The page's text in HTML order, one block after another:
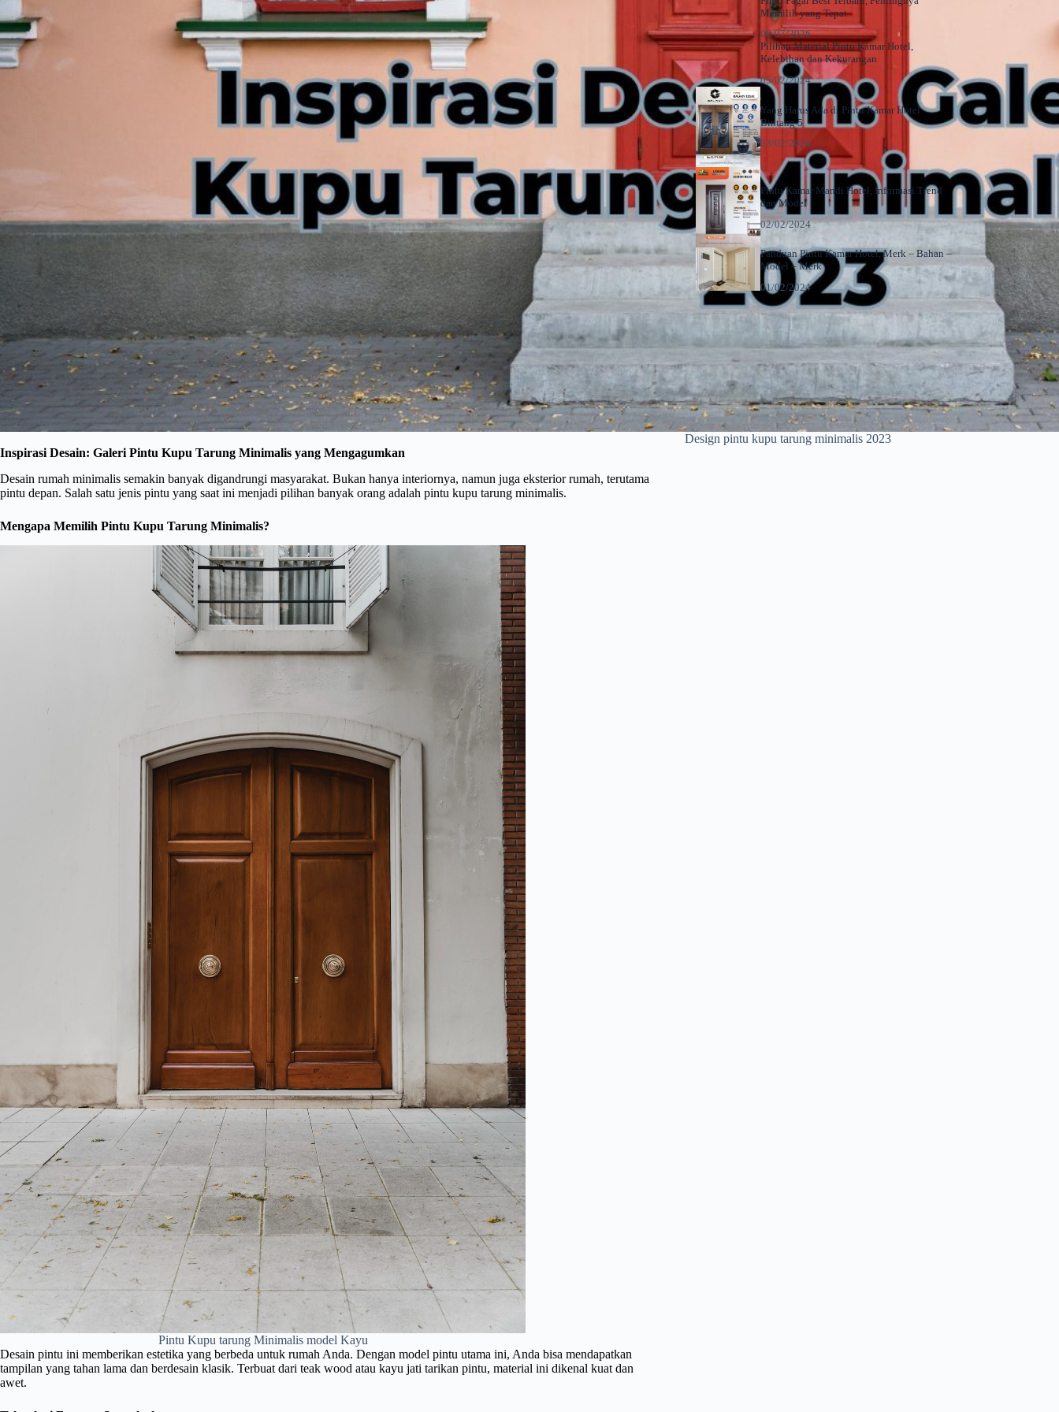
Design pintu kupu tarung minimalis 2023
Inspirasi Desain: Galeri Pintu Kupu Tarung Minimalis yang Mengagumkan
Desain rumah minimalis semakin banyak digandrungi masyarakat. Bukan hanya interiornya, namun juga eksterior rumah, terutama
pintu depan. Salah satu jenis pintu yang saat ini menjadi pilihan banyak orang adalah pintu kupu tarung minimalis.
Mengapa Memilih Pintu Kupu Tarung Minimalis?
Pintu Kupu tarung Minimalis model Kayu
Desain pintu ini memberikan estetika yang berbeda untuk rumah Anda. Dengan model pintu utama ini, Anda bisa mendapatkan
tampilan yang tahan lama dan berdesain klasik. Terbuat dari teak wood atau kayu jati tarikan pintu, material ini dikenal kuat dan
awet.
Memilih yang Tepat
06/07/2026
Pilihan Material Pintu Kamar Hotel,
Kelebihan dan Kekurangan
05/02/2024
Yang Harus Ada di Pintu Kamar Hotel
Bintang 5
03/02/2024
Pintu Kamar Mandi Hotel, Informasi Trend
dan Model
02/02/2024
Panduan Pintu Kamar Hotel, Merk – Bahan –
Model – Merk
01/02/2024